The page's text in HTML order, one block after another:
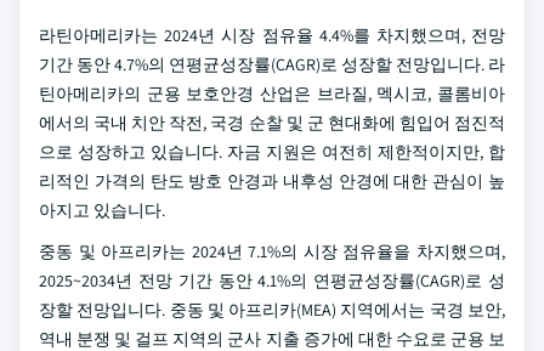
라틴아메리카는 2024년 시장 점유율 4.4%를 차지했으며, 전망
기간 동안 4.7%의 연평균성장률(CAGR)로 성장할 전망입니다. 라
틴아메리카의 군용 보호안경 산업은 브라질, 멕시코, 콜롬비아
에서의 국내 치안 작전, 국경 순찰 및 군 현대화에 힘입어 점진적
으로 성장하고 있습니다. 자금 지원은 여전히 제한적이지만, 합
리적인 가격의 탄도 방호 안경과 내후성 안경에 대한 관심이 높
아지고 있습니다.
중동 및 아프리카는 2024년 7.1%의 시장 점유율을 차지했으며,
2025~2034년 전망 기간 동안 4.1%의 연평균성장률(CAGR)로 성
장할 전망입니다. 중동 및 아프리카(MEA) 지역에서는 국경 보안,
역내 분쟁 및 걸프 지역의 군사 지출 증가에 대한 수요로 군용 보